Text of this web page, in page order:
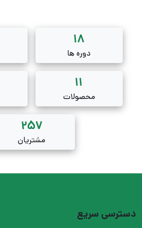
18
دوره ها
11
محصولات
257
مشتریان
دسترسی سریع